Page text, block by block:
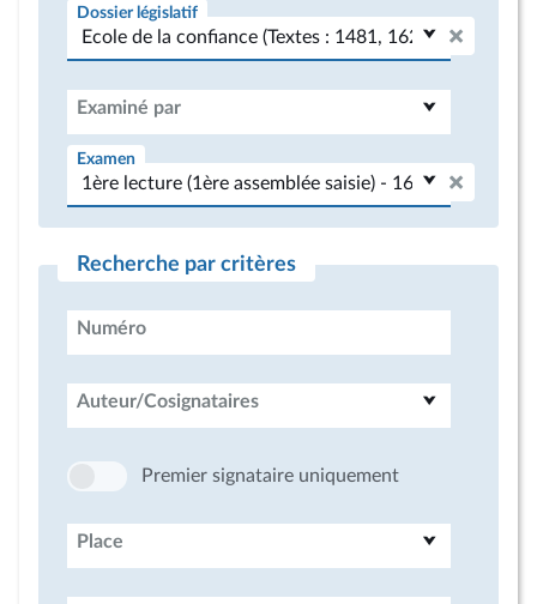
Dossier législatif
Examiné par
Examen
Recherche par critères
Numéro
Auteur/Cosignataires
Premier signataire uniquement
Place